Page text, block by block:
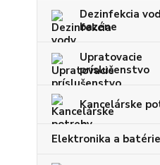
Dezinfekcia
bazéne
Upratovacie
príslušenstvo
Kancelárske
Elektronika a batérie